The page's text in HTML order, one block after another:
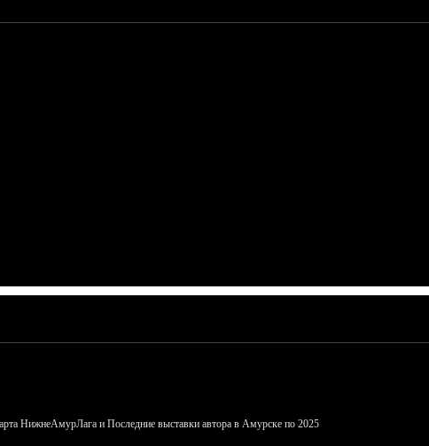
НижнеАмурЛага и Последние выставки автора в Амурске по 2025